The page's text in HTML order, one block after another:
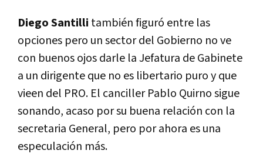
Diego Santilli también figuró entre las
opciones pero un sector del Gobierno no ve
con buenos ojos darle la Jefatura de Gabinete
a un dirigente que no es libertario puro y que
vieen del PRO. El canciller Pablo Quirno sigue
sonando, acaso por su buena relación con la
secretaria General, pero por ahora es una
especulación más.